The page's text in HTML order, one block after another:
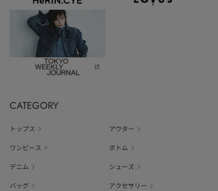
CATEGORY
トップス アウター
ワンピース ボトム
デニム シューズ
バッグ アクセサリー